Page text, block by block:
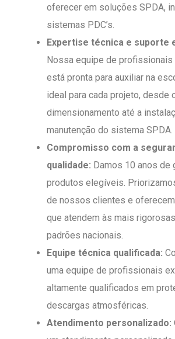
oferecer em soluções SPDA,
sistemas PDC’s.
Expertise técnica e suporte
Nossa equipe de
está pronta para auxiliar na
ideal para cada projeto, desde
dimensionamento até a
manutenção do sistema SPDA.
Compromisso com a
qualidade: Damos 10 anos de
produtos elegíveis.
de nossos clientes e
que atendem às mais
padrões nacionais.
Equipe técnica qualificada:
uma equipe de profissionais
altamente qualificados em
descargas atmosféricas.
Atendimento personalizado: